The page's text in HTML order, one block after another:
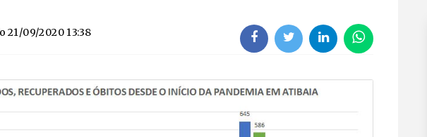
21/09/2020 13:38